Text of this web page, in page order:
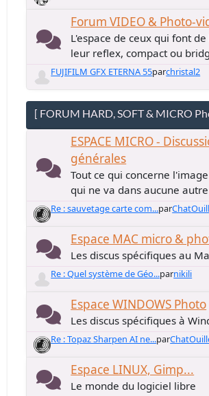
Forum VIDEO & Photo-
L'espace de ceux qui font
leur reflex, compact ou
FUJIFILM GFX ETERNA 55parchristal2
[ FORUM HARD, SOFT & MICRO
ESPACE MICRO -
générales
Tout ce qui concerne
qui ne va dans aucune
Re : sauvetage carte com...par
Espace MAC micro &
Les discus spécifiques au
Re : Quel système de Géo...parnikili
Espace WINDOWS Photo
Les discus spécifiques à
Re : Topaz Sharpen AI ne...par
Espace LINUX, Gimp...
Le monde du logiciel libre